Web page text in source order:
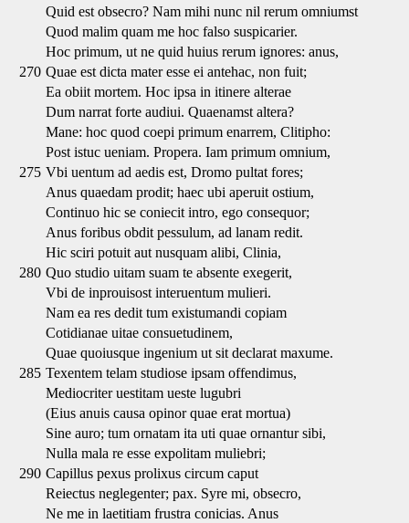
Quid est obsecro? Nam mihi nunc nil rerum omniumst
Quod malim quam me hoc falso suspicarier.
Hoc primum, ut ne quid huius rerum ignores: anus,
270 Quae est dicta mater esse ei antehac, non fuit;
Ea obiit mortem. Hoc ipsa in itinere alterae
Dum narrat forte audiui. Quaenamst altera?
Mane: hoc quod coepi primum enarrem, Clitipho:
Post istuc ueniam. Propera. Iam primum omnium,
275 Vbi uentum ad aedis est, Dromo pultat fores;
Anus quaedam prodit; haec ubi aperuit ostium,
Continuo hic se coniecit intro, ego consequor;
Anus foribus obdit pessulum, ad lanam redit.
Hic sciri potuit aut nusquam alibi, Clinia,
280 Quo studio uitam suam te absente exegerit,
Vbi de inprouisost interuentum mulieri.
Nam ea res dedit tum existumandi copiam
Cotidianae uitae consuetudinem,
Quae quoiusque ingenium ut sit declarat maxume.
285 Texentem telam studiose ipsam offendimus,
Mediocriter uestitam ueste lugubri
(Eius anuis causa opinor quae erat mortua)
Sine auro; tum ornatam ita uti quae ornantur sibi,
Nulla mala re esse expolitam muliebri;
290 Capillus pexus prolixus circum caput
Reiectus neglegenter; pax. Syre mi, obsecro,
Ne me in laetitiam frustra conicias. Anus